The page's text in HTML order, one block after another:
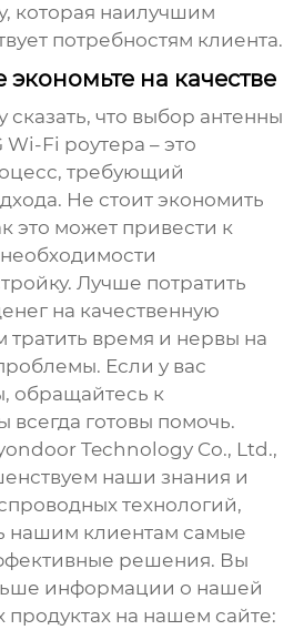
которая наилучшим
потребностям клиента.
на качестве
что выбор антенны
Wi-Fi роутера – это
требующий
Не стоит экономить
это может привести к
Лучше потратить
на качественную
тратить время и нервы на
Если у вас
обращайтесь к
всегда готовы помочь.
Technology Co., Ltd.,
наши знания и
технологий,
нашим клиентам самые
решения. Вы
информации о нашей
на нашем сайте: